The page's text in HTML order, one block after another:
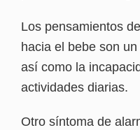
Los pensamientos
hacia el bebe son un
así como la
actividades diarias.
Otro síntoma de